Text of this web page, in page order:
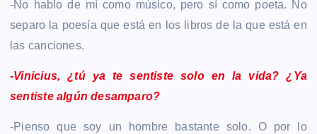
-No hablo de mí como músico, pero sí como poeta. No
separo la poesía que está en los libros de la que está en
las canciones.
-Vinicius, ¿tú ya te sentiste solo en la vida? ¿Ya
sentiste algún desamparo?
-Pienso que soy un hombre bastante solo. O por lo